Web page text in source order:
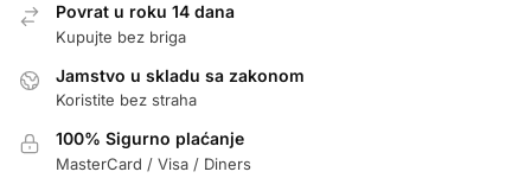
Povrat u roku 14 dana
Kupujte bez briga
Jamstvo u skladu sa zakonom
Koristite bez straha
100% Sigurno plaćanje
MasterCard / Visa / Diners